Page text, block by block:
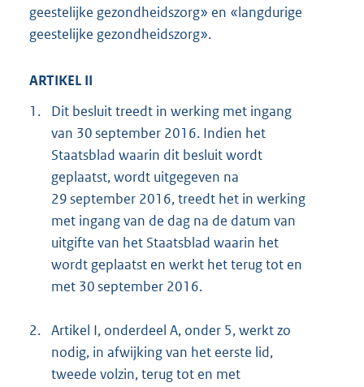
geestelijke gezondheidszorg» en «langdurige
geestelijke gezondheidszorg».
ARTIKEL II
1.
Dit besluit treedt in werking met ingang
van 30 september 2016. Indien het
Staatsblad waarin dit besluit wordt
geplaatst, wordt uitgegeven na
29 september 2016, treedt het in werking
met ingang van de dag na de datum van
uitgifte van het Staatsblad waarin het
wordt geplaatst en werkt het terug tot en
met 30 september 2016.
2. Artikel I, onderdeel A, onder 5, werkt zo
nodig, in afwijking van het eerste lid,
tweede volzin, terug tot en met